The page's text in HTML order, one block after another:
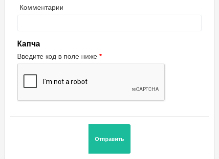
Комментарии
Капча
Введите код в поле ниже